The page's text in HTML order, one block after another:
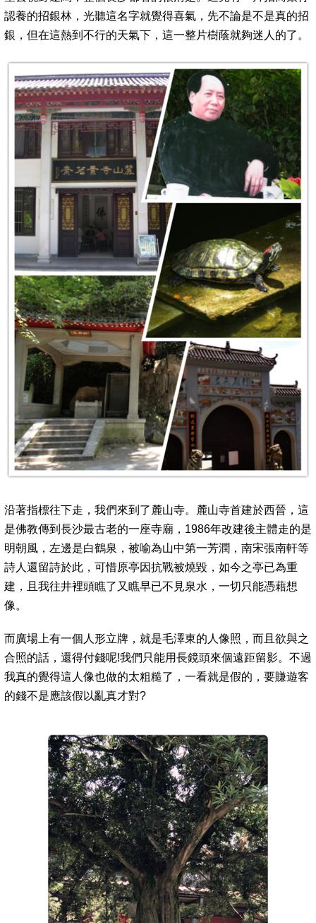
認養的招銀林，光聽這名字就覺得喜氣，先不論是不是真的招
銀，但在這熱到不行的天氣下，這一整片樹蔭就夠迷人的了。
沿著指標往下走，我們來到了麓山寺。麓山寺首建於西晉，這
是佛教傳到長沙最古老的一座寺廟，1986年改建後主體走的是
明朝風，左邊是白鶴泉，被喻為山中第一芳潤，南宋張南軒等
詩人還留詩於此，可惜原亭因抗戰被燒毀，如今之亭已為重
建，且我往井裡頭瞧了又瞧早已不見泉水，一切只能憑藉想
像。
而廣場上有一個人形立牌，就是毛澤東的人像照，而且欲與之
合照的話，還得付錢呢!我們只能用長鏡頭來個遠距留影。不過
我真的覺得這人像也做的太粗糙了，一看就是假的，要賺遊客
的錢不是應該假以亂真才對?